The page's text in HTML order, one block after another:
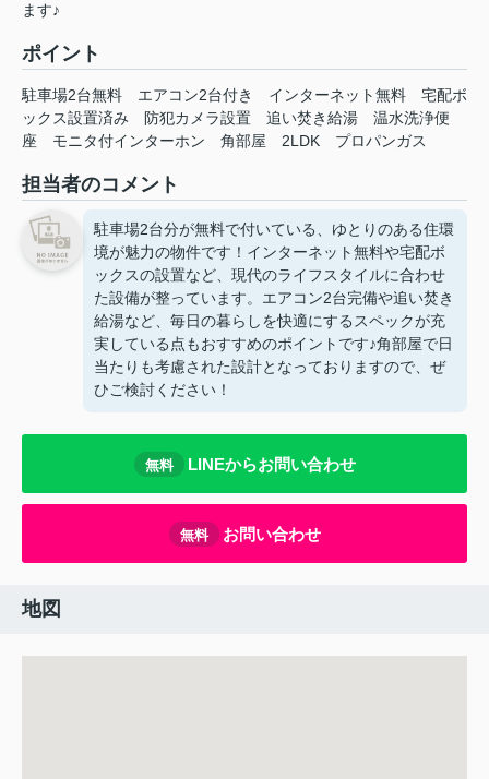
ます♪
ポイント
駐車場2台無料 エアコン2台付き インターネット無料
宅配ボ
ックス設置済み
防犯カメラ設置 追い焚き給湯
温水洗浄便
座
モニタ付インターホン 角部屋 2LDK プロパンガス
担当者のコメント
駐車場2台分が無料で付いている、ゆとりのある住環
境が魅力の物件です！インターネット無料や宅配ボ
ックスの設置など、現代のライフスタイルに合わせ
た設備が整っています。エアコン2台完備や追い焚き
給湯など、毎日の暮らしを快適にするスペックが充
実している点もおすすめのポイントです♪角部屋で日
当たりも考慮された設計となっておりますので、ぜ
ひご検討ください！
無料 LINEからお問い合わせ
無料 お問い合わせ
地図